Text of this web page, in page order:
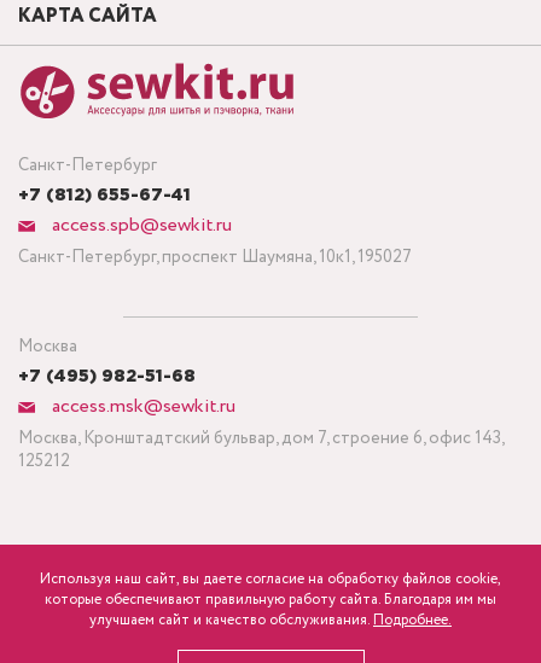
розница Минимальный заказ ткани от 3 метров
Санкт-Петербург
+7 (812) 655-67-41
access.spb@sewkit.ru
Санкт-Петербург, проспект Шаумяна, 10к1, 195027
Москва
+7 (495) 982-51-68
access.msk@sewkit.ru
Москва, Кронштадтский бульвар, дом 7, строение 6, офис 143,
125212
КАРТА САЙТА
Политика конфиденциальности
ПОДПИСАТЬСЯ НА НОВОСТИ
Используя наш сайт, вы даете согласие на обработку файлов cookie,
которые обеспечивают правильную работу сайта. Благодаря им мы
улучшаем сайт и качество обслуживания. Подробнее.